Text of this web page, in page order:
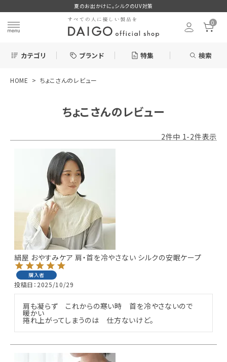
夏のお出かけに。シルクのUV対策
0
カテゴリ ブランド 特集 検索
新着＆再入荷商品
カテゴリーから探す
ギフトを探す
ブランドから探す
特集
読み物
お問い合わせ
HOME ちょこさんのレビュー
ちょこさんのレビュー
2件中 1-2件表示
絹屋 おやすみケア 肩・首を冷やさない シルクの安眠ケープ
購入者
投稿日 2025/10/29
肩も凝らず　これからの寒い時　首を冷やさないので
暖かい
捲れ上がってしまうのは　仕方ないけど。